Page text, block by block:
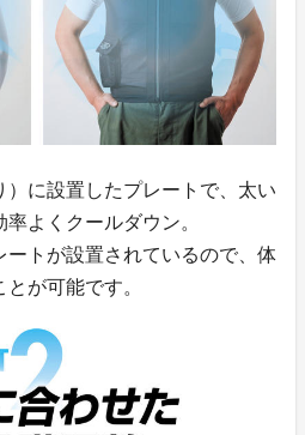
）に設置したプレートで、太い
よくクールダウン。
ートが設置されているので、体
が可能です。